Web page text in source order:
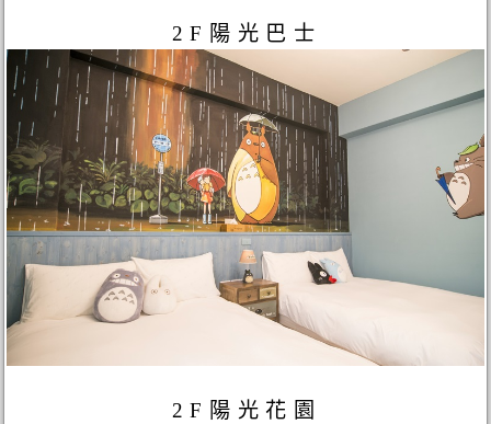
2F陽光巴士
2F陽光花園